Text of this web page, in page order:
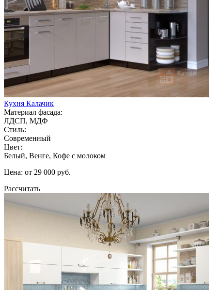
Кухня Калачик
Материал фасада:
ЛДСП, МДФ
Стиль:
Современный
Цвет:
Белый, Венге, Кофе с молоком
Цена: от 29 000 руб.
Рассчитать